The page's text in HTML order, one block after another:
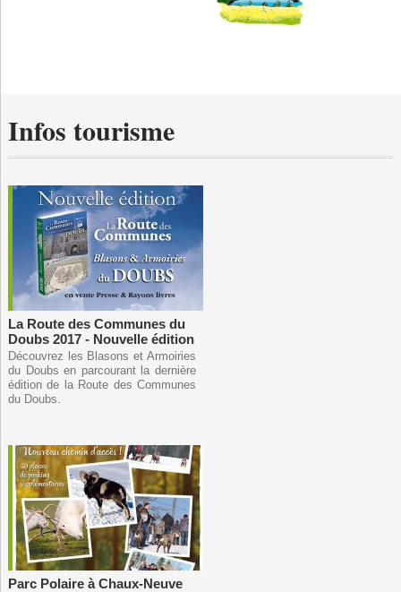
Infos tourisme
La Route des Communes du
Doubs 2017 - Nouvelle édition
Découvrez les Blasons et Armoiries
du Doubs en parcourant la dernière
édition de la Route des Communes
du Doubs.
Parc Polaire à Chaux-Neuve